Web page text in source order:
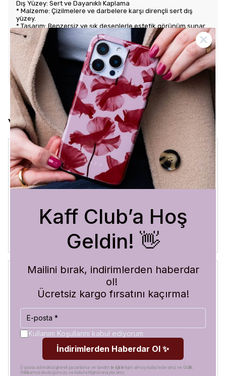
Dış Yüzey: Sert ve Dayanıklı Kaplama
* Malzeme: Çizilmelere ve darbelere karşı dirençli sert dış
yüzey.
* Tasarım: Benzersiz ve şık desenlerle estetik görünüm sunar.
Kullanım Kolaylığı
* Tuş Erişimi: Tuşlara kolay erişim sağlayarak kullanım rahatlığı
sunar.
* Uyum: Telefonunuza tam oturarak gevşek durmaz ve kaliteli
bir his verir.
Yorumlar
Crystal Sage
3 Ağustos 2026
Bükra A.
Blue Abyss
Hilal
Satın Alınmış
Görür görmez çok beğendim. Hem desen olarak çok şık
hem de koruma olarak çok güvenilir. Ayrıca hızlı kargolama
için teşekkürler
Kaff Club’a Hoş
Geldin! 👋
Mailini bırak, indirimlerden haberdar
ol!
Ücretsiz kargo fırsatını kaçırma!
Kullanım Koşullarını kabul ediyorum
İndirimlerden Haberdar Ol ✨
E-posta adresinizi girerek pazarlama ve tanıtım ile ilgili iletişim almayı kabul edersiniz ve Gizlilik
Politikamızı okuduğunuzu ve kabul ettiğinizi onaylarsınız.